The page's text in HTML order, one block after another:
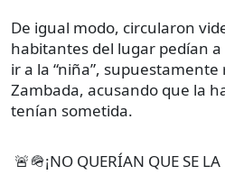
De igual modo, circularon
habitantes del lugar pedían
ir a la “niña”,
Zambada, acusando que la
tenían sometida.
🚨🪖¡NO QUERÍAN QUE SE